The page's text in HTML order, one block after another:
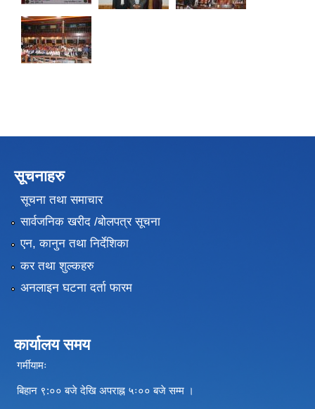
सूचनाहरु
सूचना तथा समाचार
सार्वजनिक खरीद /बोलपत्र सूचना
एन, कानुन तथा निर्देशिका
कर तथा शुल्कहरु
अनलाइन घटना दर्ता फारम
कार्यालय समय
गर्मीयामः
बिहान ९:०० बजे देखि अपराह्न ५ः०० बजे सम्म ।